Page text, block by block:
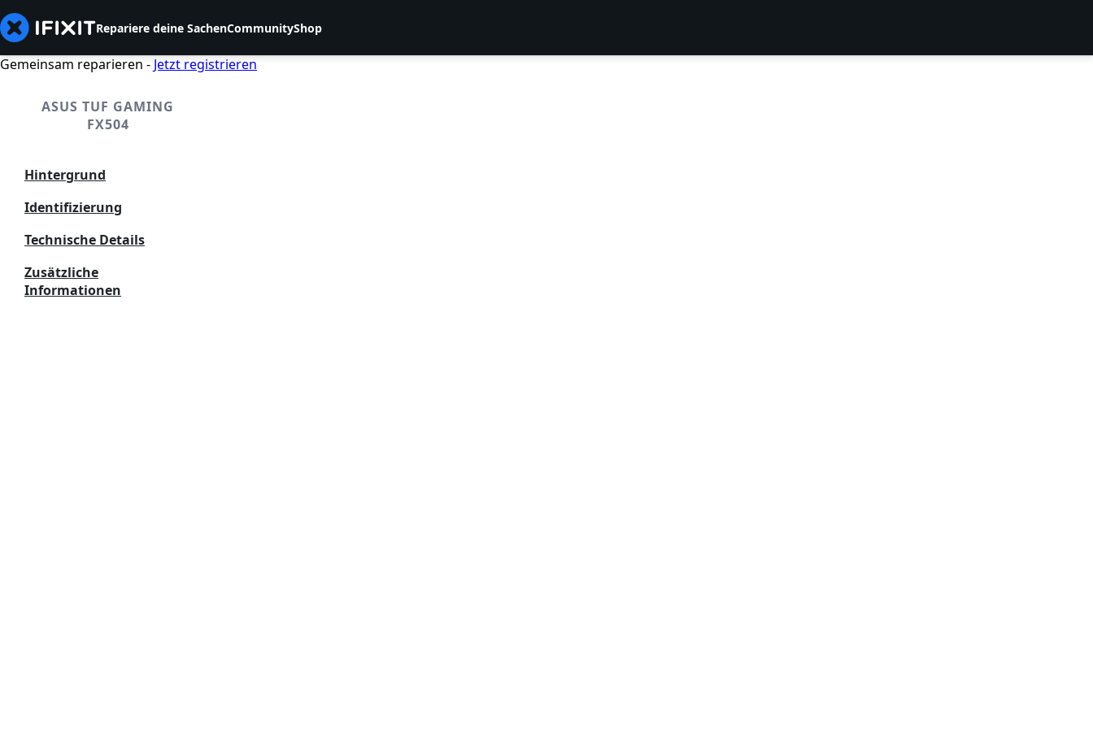
Repariere deine SachenCommunityShop
Gemeinsam reparieren - Jetzt registrieren
ASUS TUF GAMING
FX504
Hintergrund
Identifizierung
Technische Details
Zusätzliche
Informationen